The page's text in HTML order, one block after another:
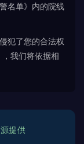
名单》内的院线
犯了您的合法权
我们将依据相
提供